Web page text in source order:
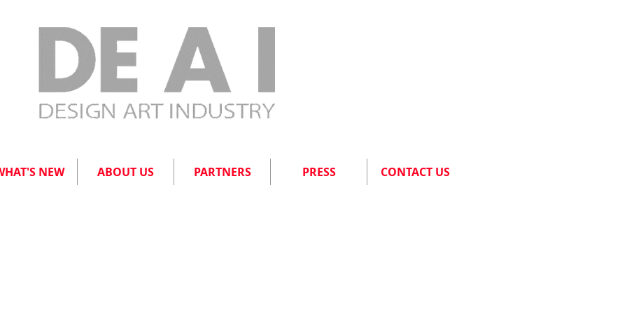
NEW ABOUT US PARTNERS PRESS CONTACT US